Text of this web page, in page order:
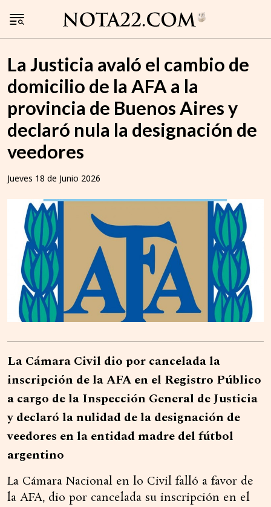
La Justicia avaló el cambio de
domicilio de la AFA a la
provincia de Buenos Aires y
declaró nula la designación de
veedores
Jueves 18 de Junio 2026
La Cámara Civil dio por cancelada la
inscripción de la AFA en el Registro Público
a cargo de la Inspección General de Justicia
y declaró la nulidad de la designación de
veedores en la entidad madre del fútbol
argentino
La Cámara Nacional en lo Civil falló a favor de
la AFA, dio por cancelada su inscripción en el